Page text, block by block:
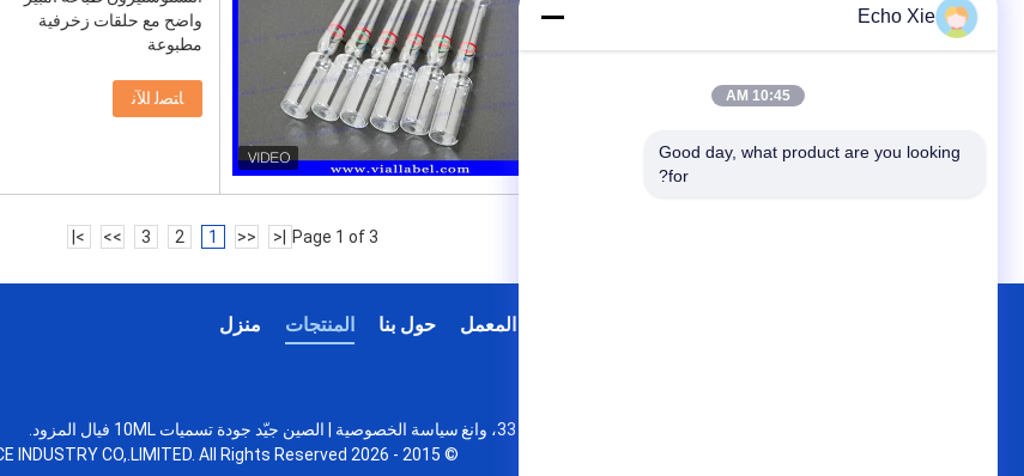
واضح مع حلقات زخرفية
مطبوعة
ﺎﺘﺼﻟ ﺍﻶﻧ
ﺎﺘﺼﻟ ﺍﻶﻧ
Page 1 of 3
|<
<<
1
2
3
>>
>|
جولة في المعمل حول بنا المنتجات منزل
سياسة الخصوصية | الصين جيّد جودة تسميات 10ML فيال المزود.
© 2015 - 2026 HONGKONG A-SOURCE INDUSTRY CO,.LIMITED. All Rights Reserved.
NO4، 7 الطابق والبناء تطوير KaiTu، رقم 33، وانغ
Echo Xie
10:45 AM
Good day, what product are you looking
for?